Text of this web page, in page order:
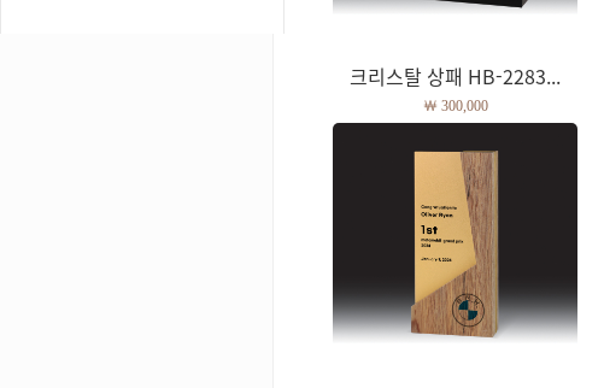
크리스탈 상패 HB-2283...
￦ 300,000